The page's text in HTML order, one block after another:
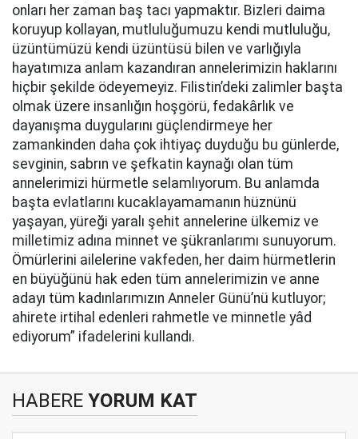
onları her zaman baş tacı yapmaktır. Bizleri daima
koruyup kollayan, mutluluğumuzu kendi mutluluğu,
üzüntümüzü kendi üzüntüsü bilen ve varlığıyla
hayatımıza anlam kazandıran annelerimizin haklarını
hiçbir şekilde ödeyemeyiz. Filistin’deki zalimler başta
olmak üzere insanlığın hoşgörü, fedakârlık ve
dayanışma duygularını güçlendirmeye her
zamankinden daha çok ihtiyaç duyduğu bu günlerde,
sevginin, sabrın ve şefkatin kaynağı olan tüm
annelerimizi hürmetle selamlıyorum. Bu anlamda
başta evlatlarını kucaklayamamanın hüznünü
yaşayan, yüreği yaralı şehit annelerine ülkemiz ve
milletimiz adına minnet ve şükranlarımı sunuyorum.
Ömürlerini ailelerine vakfeden, her daim hürmetlerin
en büyüğünü hak eden tüm annelerimizin ve anne
adayı tüm kadınlarımızın Anneler Günü’nü kutluyor;
ahirete irtihal edenleri rahmetle ve minnetle yâd
ediyorum” ifadelerini kullandı.
HABERE YORUM KAT